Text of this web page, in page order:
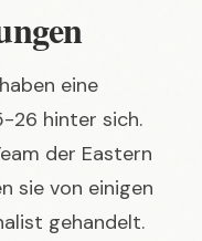
eine
26 hinter sich.
der Eastern
sie von einigen
gehandelt.